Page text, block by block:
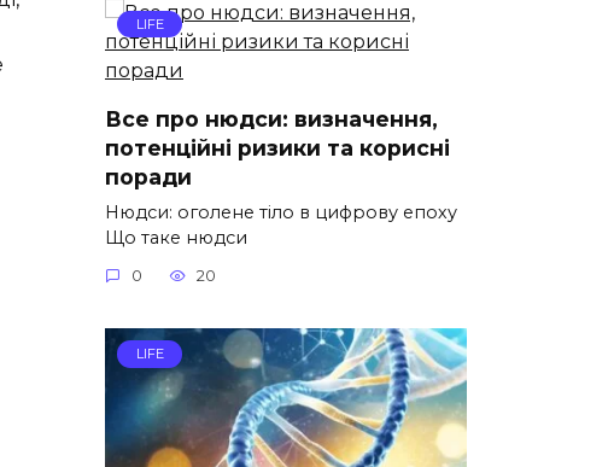
LIFE
Все про нюдси: визначення,
потенційні ризики та корисні
поради
Нюдси: оголене тіло в цифрову епоху
Що таке нюдси
0 20
LIFE